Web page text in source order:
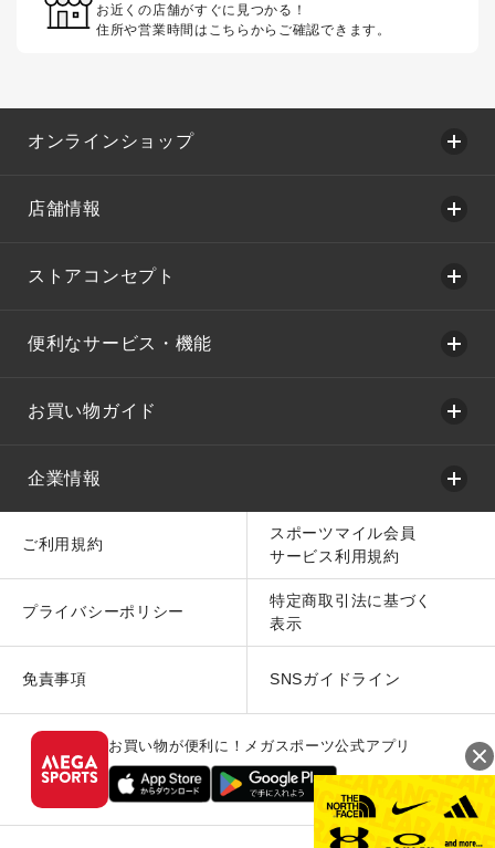
お近くの店舗がすぐに見つかる！
住所や営業時間はこちらからご確認できます。
オンラインショップ
店舗情報
ストアコンセプト
便利なサービス・機能
お買い物ガイド
企業情報
ご利用規約
スポーツマイル会員
サービス利用規約
プライバシーポリシー
特定商取引法に基づく
表示
免責事項 SNSガイドライン
お買い物が便利に！メガスポーツ公式アプリ